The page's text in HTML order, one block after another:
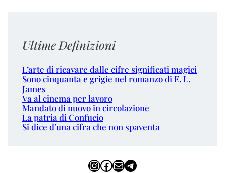
Ultime Definizioni
L’arte di ricavare dalle cifre significati magici
Sono cinquanta e grigie nel romanzo di E. L.
James
Va al cinema per lavoro
Mandato di nuovo in circolazione
La patria di Confucio
Si dice d’una cifra che non spaventa
InstagramFacebook Email Telegram